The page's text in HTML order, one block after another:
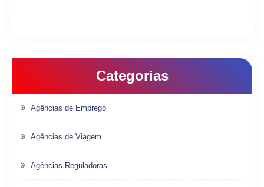
Categorias
Agências de Emprego
Agências de Viagem
Agências Reguladoras